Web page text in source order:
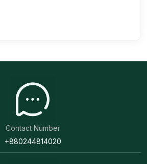
Contact Number
+880244814020